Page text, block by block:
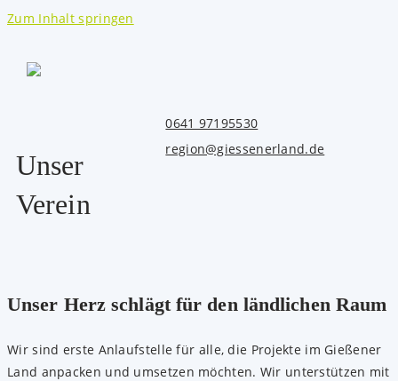
Zum Inhalt springen
0641 97195530
region@giessenerland.de
Unser
Verein
Unser Herz schlägt für den ländlichen Raum
Wir sind erste Anlaufstelle für alle, die Projekte im Gießener
Land anpacken und umsetzen möchten. Wir unterstützen mit